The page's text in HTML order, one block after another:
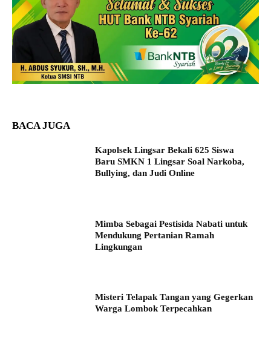
BACA JUGA
Kapolsek Lingsar Bekali 625 Siswa
Baru SMKN 1 Lingsar Soal Narkoba,
Bullying, dan Judi Online
Mimba Sebagai Pestisida Nabati untuk
Mendukung Pertanian Ramah
Lingkungan
Misteri Telapak Tangan yang Gegerkan
Warga Lombok Terpecahkan